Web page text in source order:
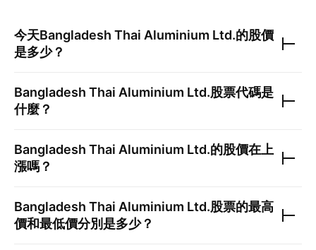
今天Bangladesh Thai Aluminium Ltd.的股價
是多少？
Bangladesh Thai Aluminium Ltd.股票代碼是
什麼？
Bangladesh Thai Aluminium Ltd.的股價在上
漲嗎？
Bangladesh Thai Aluminium Ltd.股票的最高
價和最低價分別是多少？